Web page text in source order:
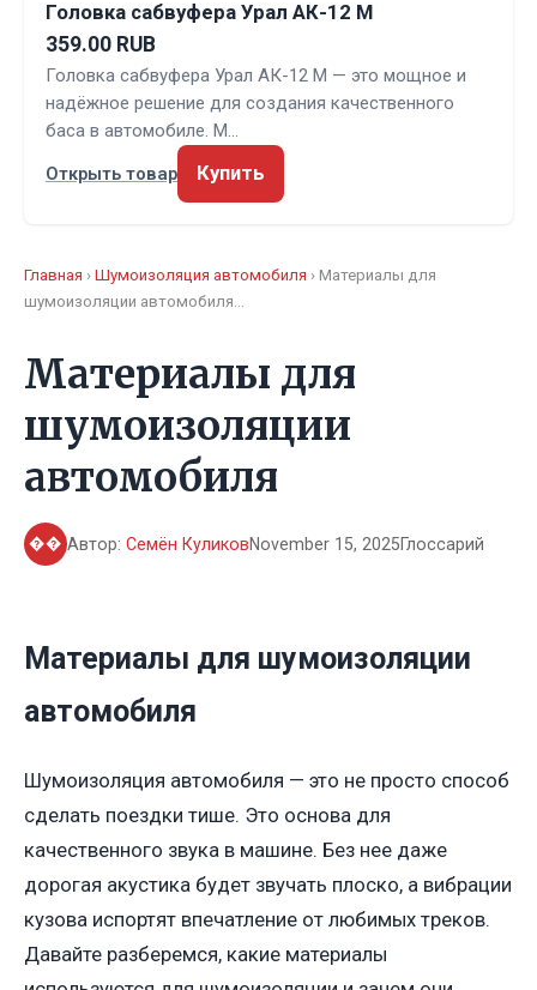
Головка сабвуфера Урал АК-12 М
359.00 RUB
Головка сабвуфера Урал АК-12 М — это мощное и
надёжное решение для создания качественного
баса в автомобиле. М…
Открыть товар
Купить
Главная › Шумоизоляция автомобиля › Материалы для
шумоизоляции автомобиля…
Материалы для
шумоизоляции
автомобиля
�� Автор: Семён КуликовNovember 15, 2025Глоссарий
Материалы для шумоизоляции
автомобиля
Шумоизоляция автомобиля — это не просто способ
сделать поездки тише. Это основа для
качественного звука в машине. Без нее даже
дорогая акустика будет звучать плоско, а вибрации
кузова испортят впечатление от любимых треков.
Давайте разберемся, какие материалы